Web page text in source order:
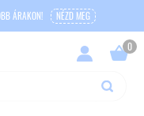
ÁRAKON! NÉZD MEG